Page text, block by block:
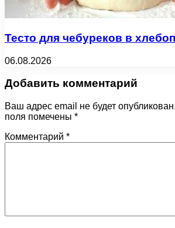
Тесто для чебуреков в
06.08.2026
Добавить комментарий
Ваш адрес email не будет опубликован.
поля помечены *
Комментарий *